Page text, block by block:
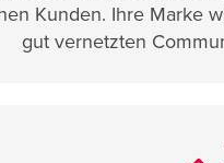
Kunden. Ihre Marke
gut vernetzten